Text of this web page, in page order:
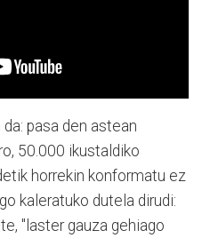
pasa den astean
50.000 ikustaldiko
horrekin konformatu ez
kaleratuko dutela dirudi:
"laster gauza gehiago